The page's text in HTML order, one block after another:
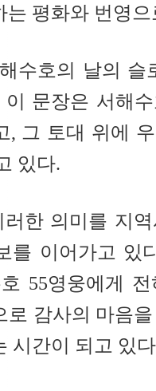
평화와 번영
수호의 날의 슬
문장은 서해
, 그 토대 위에
있다.
한 의미를 지
를 이어가고 있
55영웅에게
로 감사의 마음
시간이 되고 있